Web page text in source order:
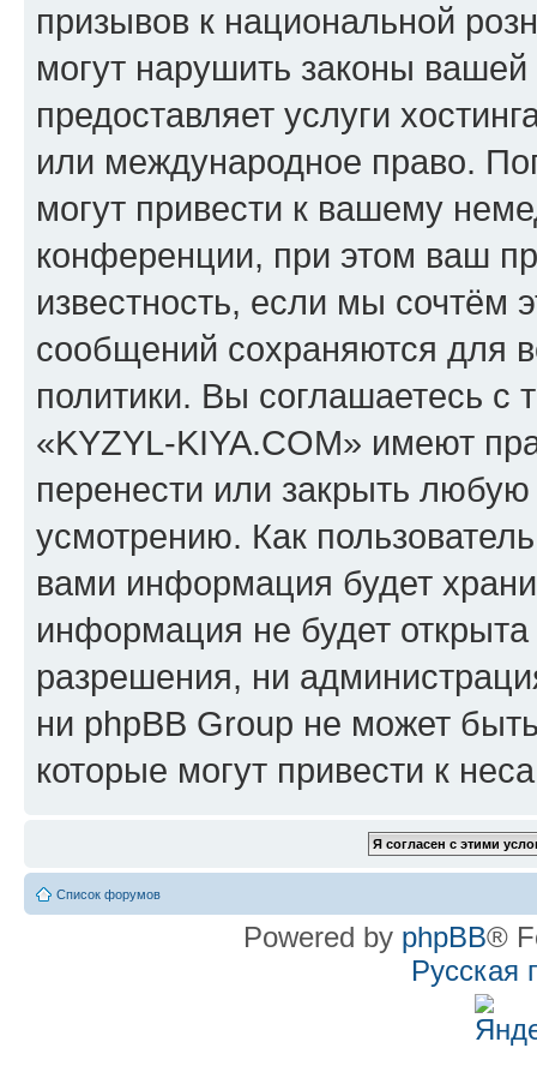
призывов к национальной
могут нарушить законы
предоставляет услуги
или международное право.
могут привести к вашему
конференции, при этом ваш
известность, если мы сочтём
сообщений сохраняются для
политики. Вы соглашаетесь
«KYZYL-KIYA.COM» имеют
перенести или закрыть
усмотрению. Как
вами информация будет
информация не будет
разрешения, ни
ни phpBB Group не может
которые могут привести к
Список форумов
Powered by phpBB®
Русская